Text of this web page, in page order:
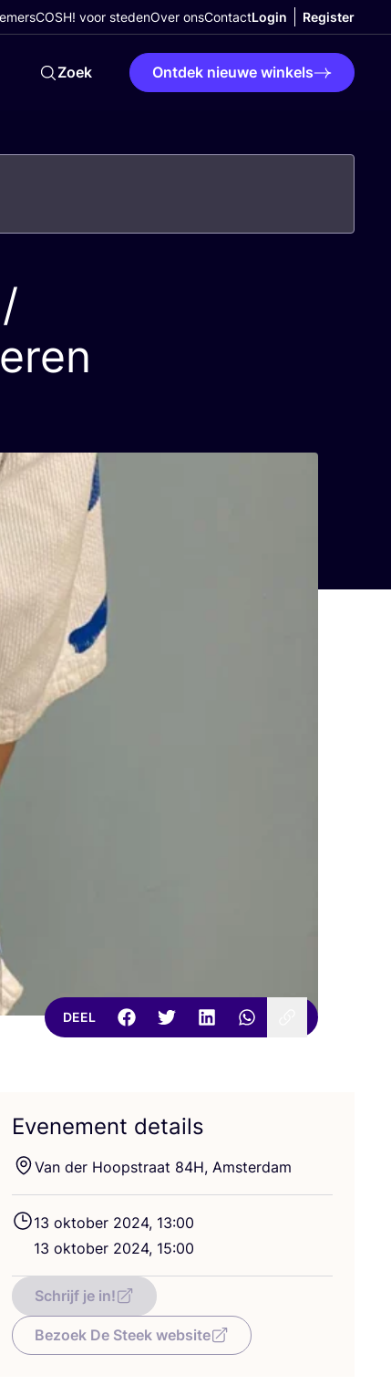
COSH! voor stedenOver onsContactLogin Register
Zoek Ontdek nieuwe winkels
DEEL
Evenement details
Van der Hoop­straat 84H, Amsterdam
13 okto­ber 2024, 13:00
13 okto­ber 2024, 15:00
Schrijf je in!
Bezoek De Steek website